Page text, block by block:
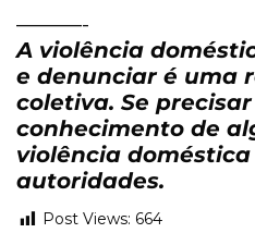
———-
A violência
e denunciar é uma
coletiva. Se
conhecimento de
violência
autoridades.
Post Views: 664